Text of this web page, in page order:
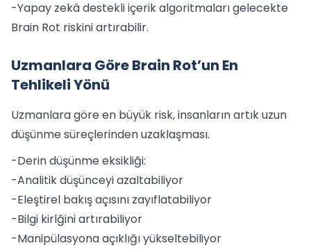
-Yapay zekâ destekli içerik algoritmaları gelecekte
Brain Rot riskini artırabilir.
Uzmanlara Göre Brain Rot’un En
Tehlikeli Yönü
Uzmanlara göre en büyük risk, insanların artık uzun
düşünme süreçlerinden uzaklaşması.
-Derin düşünme eksikliği:
-Analitik düşünceyi azaltabiliyor
-Eleştirel bakış açısını zayıflatabiliyor
-Bilgi kirlğini artırabiliyor
-Manipülasyona açıklığı yükseltebiliyor